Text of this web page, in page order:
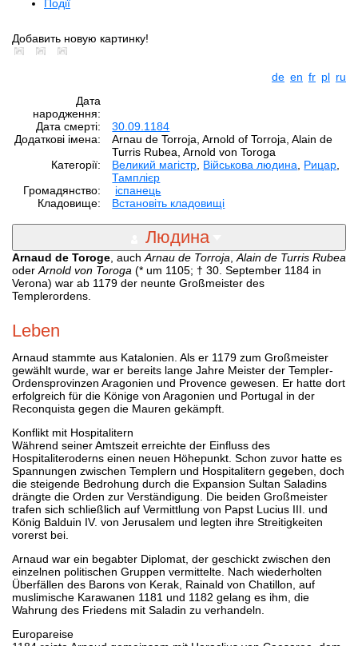
Події
Добавить новую картинку!
de en fr pl ru
Дата
народження:
Дата смерті:
30.09.1184
Додаткові імена:
Arnau de Torroja, Arnold of Torroja, Alain de
Turris Rubea, Arnold von Toroga
Категорії:
Великий магістр Військова людина Рицар
Тамплієр
Громадянство:
іспанець
Кладовище:
Встановіть кладовищі
Людина
Arnaud de Toroge , auch Arnau de Torroja Alain de Turris Rubea
oder Arnold von Toroga (* um 1105; † 30. September 1184 in
Verona) war ab 1179 der neunte Großmeister des
Templerordens.
Leben
Arnaud stammte aus Katalonien. Als er 1179 zum Großmeister
gewählt wurde, war er bereits lange Jahre Meister der Templer-
Ordensprovinzen Aragonien und Provence gewesen. Er hatte dort
erfolgreich für die Könige von Aragonien und Portugal in der
Reconquista gegen die Mauren gekämpft.
Konflikt mit Hospitalitern
Während seiner Amtszeit erreichte der Einfluss des
Hospitaliteroderns einen neuen Höhepunkt. Schon zuvor hatte es
Spannungen zwischen Templern und Hospitalitern gegeben, doch
die steigende Bedrohung durch die Expansion Sultan Saladins
drängte die Orden zur Verständigung. Die beiden Großmeister
trafen sich schließlich auf Vermittlung von Papst Lucius III. und
König Balduin IV. von Jerusalem und legten ihre Streitigkeiten
vorerst bei.
Arnaud war ein begabter Diplomat, der geschickt zwischen den
einzelnen politischen Gruppen vermittelte. Nach wiederholten
Überfällen des Barons von Kerak, Rainald von Chatillon, auf
muslimische Karawanen 1181 und 1182 gelang es ihm, die
Wahrung des Friedens mit Saladin zu verhandeln.
Europareise